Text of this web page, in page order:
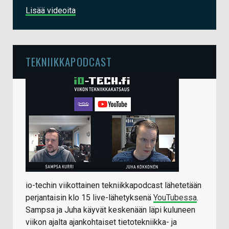
Lisää videoita
TEKNIIKKAPODCAST
io-techin viikottainen tekniikkapodcast lähetetään
perjantaisin klo 15 live-lähetyksenä YouTubessa.
Sampsa ja Juha käyvät keskenään läpi kuluneen
viikon ajalta ajankohtaiset tietotekniikka- ja